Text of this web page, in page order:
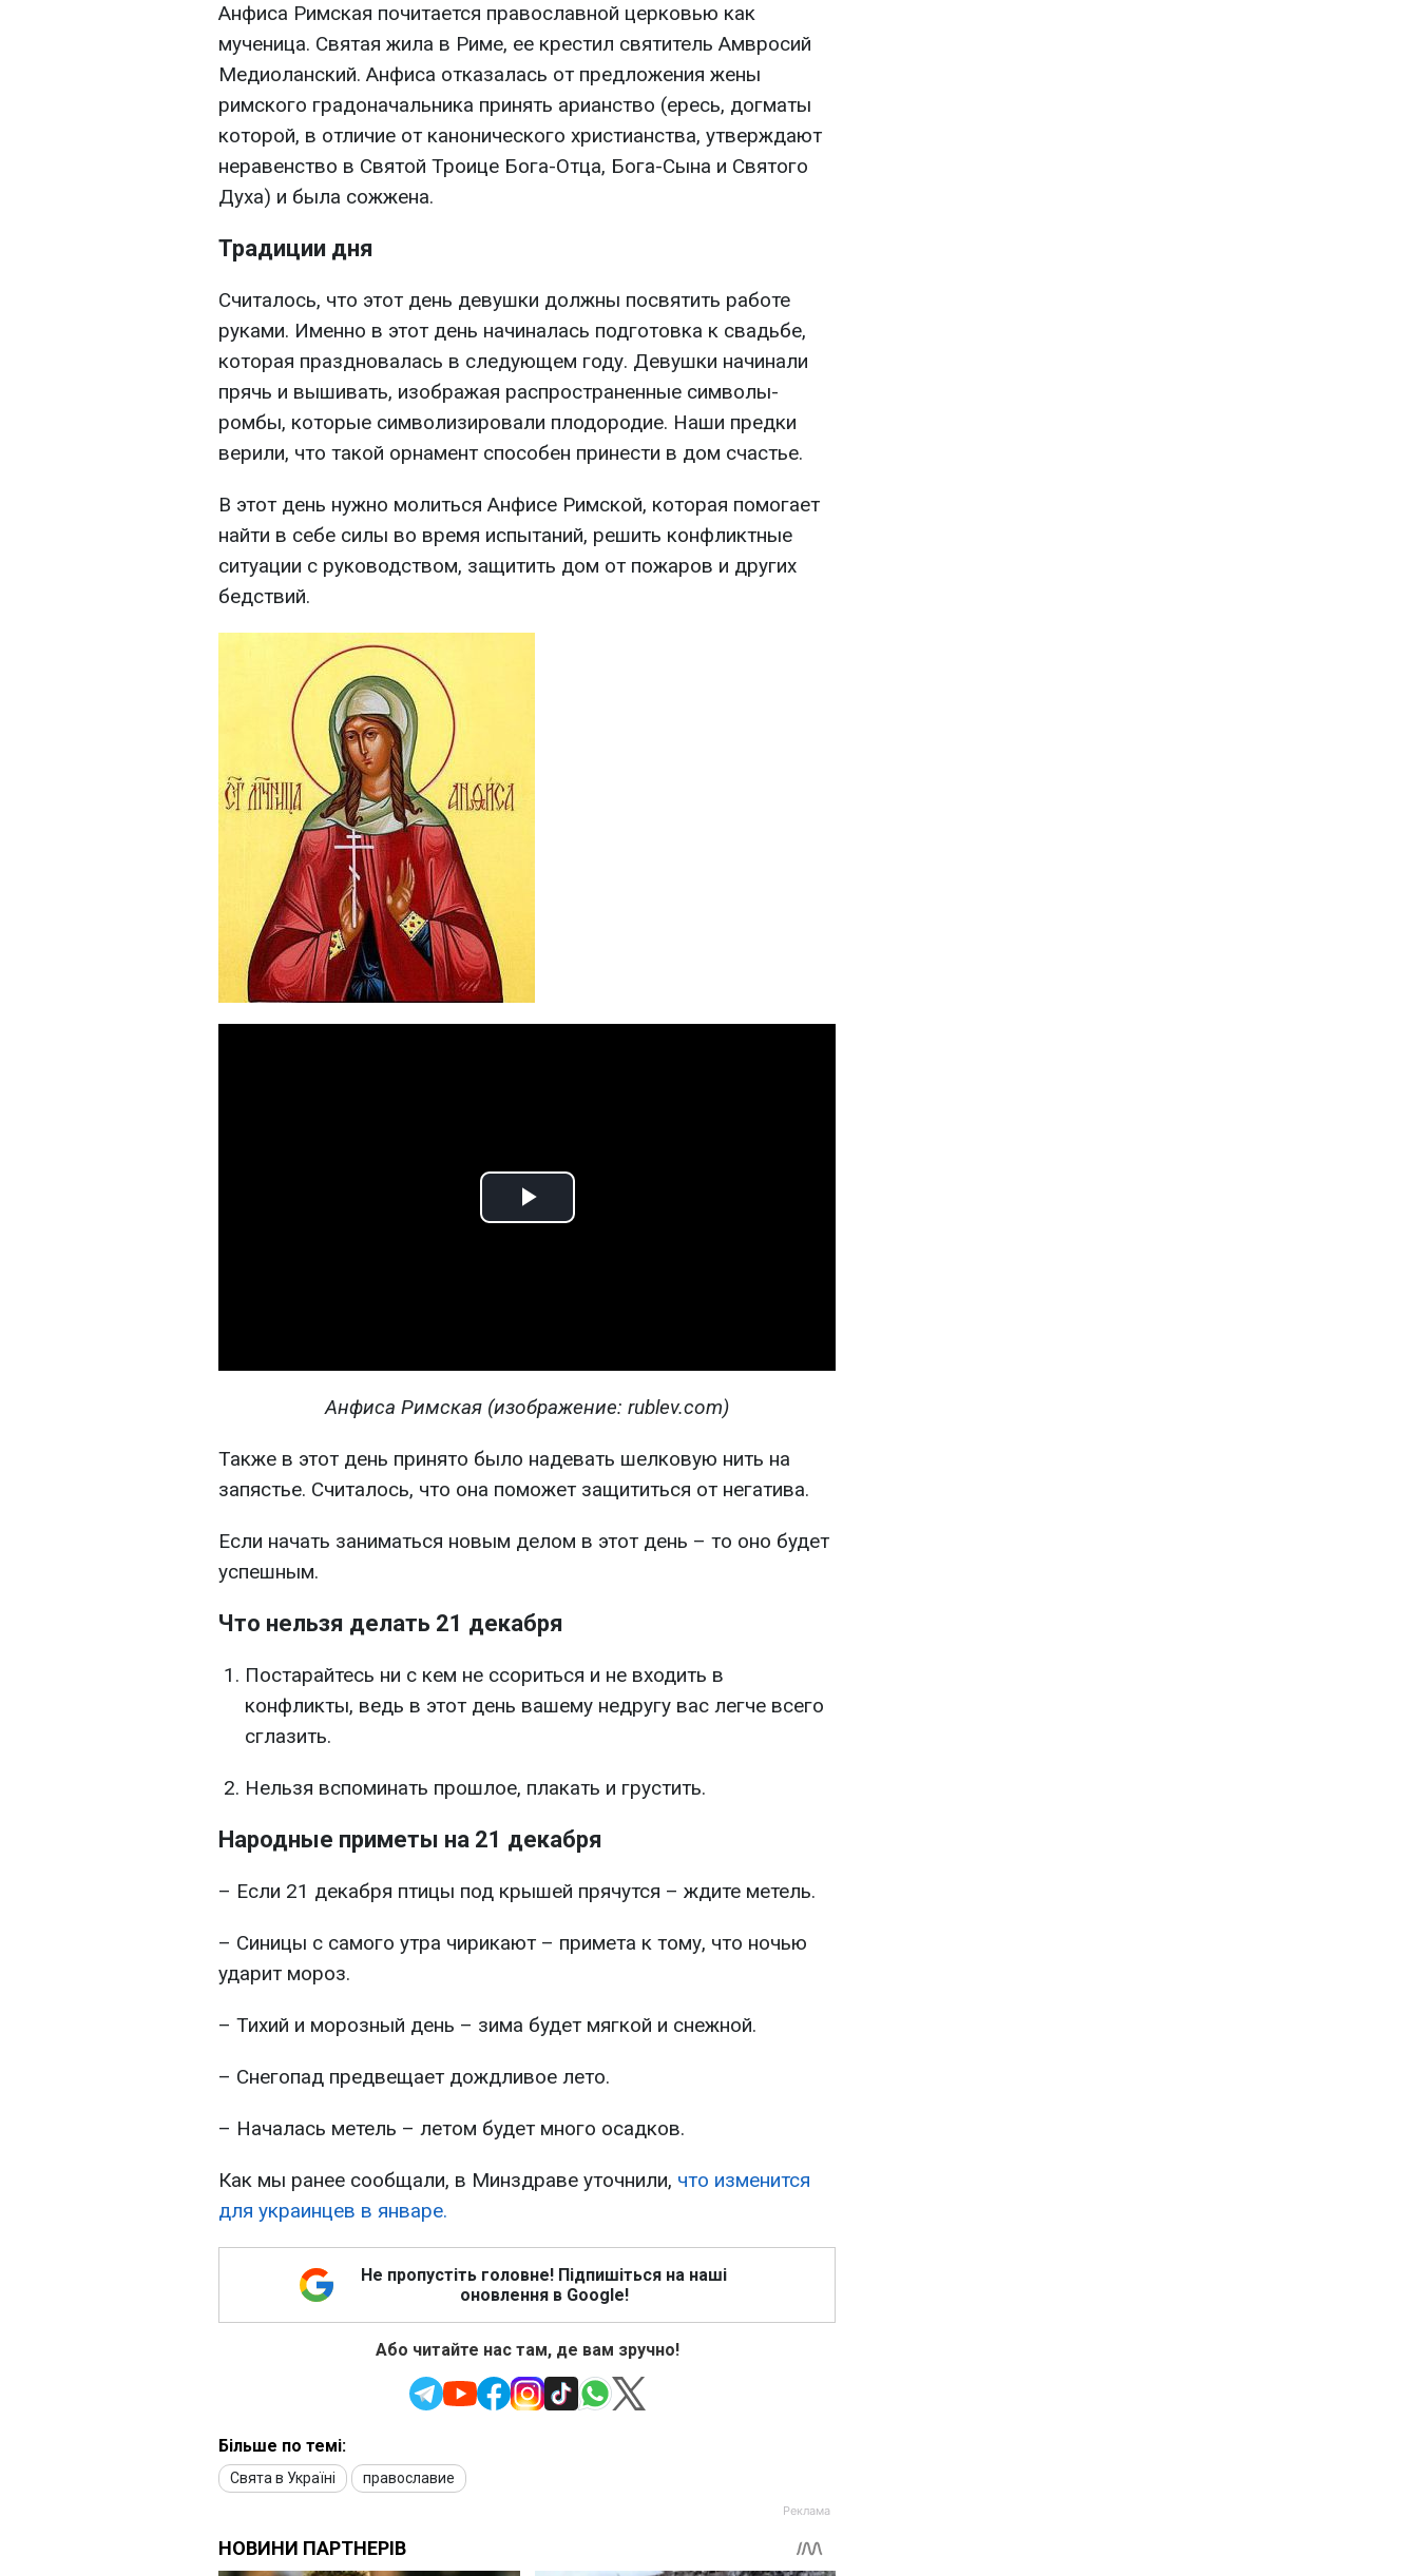
Анфиса Римская почитается православной церковью как
мученица. Святая жила в Риме, ее крестил святитель Амвросий
Медиоланский. Анфиса отказалась от предложения жены
римского градоначальника принять арианство (ересь, догматы
которой, в отличие от канонического христианства, утверждают
неравенство в Святой Троице Бога-Отца, Бога-Сына и Святого
Духа) и была сожжена.
Традиции дня
Считалось, что этот день девушки должны посвятить работе
руками. Именно в этот день начиналась подготовка к свадьбе,
которая праздновалась в следующем году. Девушки начинали
прячь и вышивать, изображая распространенные символы-
ромбы, которые символизировали плодородие. Наши предки
верили, что такой орнамент способен принести в дом счастье.
В этот день нужно молиться Анфисе Римской, которая помогает
найти в себе силы во время испытаний, решить конфликтные
ситуации с руководством, защитить дом от пожаров и других
бедствий.
Play
Анфиса Римская (изображение: rublev.com)
Также в этот день принято было надевать шелковую нить на
запястье. Считалось, что она поможет защититься от негатива.
Если начать заниматься новым делом в этот день – то оно будет
успешным.
Что нельзя делать 21 декабря
Постарайтесь ни с кем не ссориться и не входить в
конфликты, ведь в этот день вашему недругу вас легче всего
сглазить.
Нельзя вспоминать прошлое, плакать и грустить.
Народные приметы на 21 декабря
– Если 21 декабря птицы под крышей прячутся – ждите метель.
– Синицы с самого утра чирикают – примета к тому, что ночью
ударит мороз.
– Тихий и морозный день – зима будет мягкой и снежной.
– Снегопад предвещает дождливое лето.
– Началась метель – летом будет много осадков.
Как мы ранее сообщали, в Минздраве уточнили, что изменится
для украинцев в январе.
Не пропустіть головне! Підпишіться на наші
оновлення в Google!
Або читайте нас там, де вам зручно!
Більше по темі:
Свята в Україні православие